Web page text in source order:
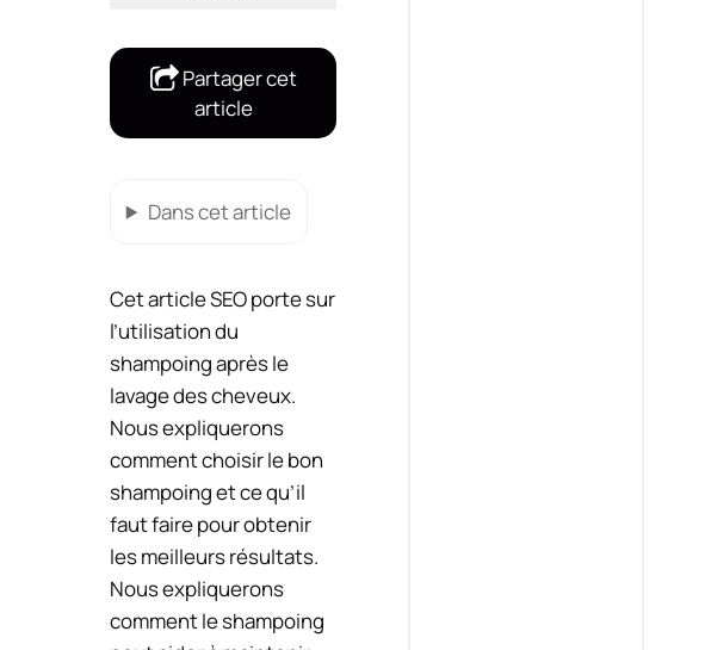
Partager cet
article
Dans cet article
Cet article SEO porte sur
l’utilisation du
shampoing après le
lavage des cheveux.
Nous expliquerons
comment choisir le bon
shampoing et ce qu’il
faut faire pour obtenir
les meilleurs résultats.
Nous expliquerons
comment le shampoing